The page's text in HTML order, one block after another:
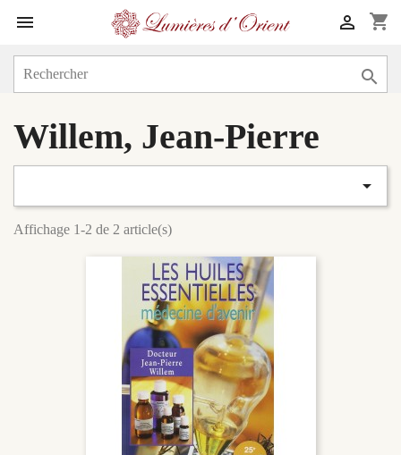
 shopping_cart


Willem, Jean-Pierre

Affichage 1-2 de 2 article(s)